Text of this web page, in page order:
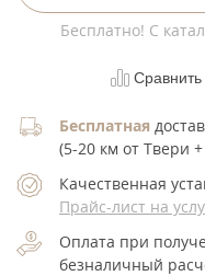
Бесплатно! С
Сравнить
Бесплатная
(5-20 км от Твери
Качественная
Прайс-лист на
Оплата при
безналичный